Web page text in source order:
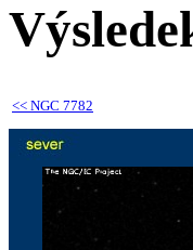
<< NGC 7782